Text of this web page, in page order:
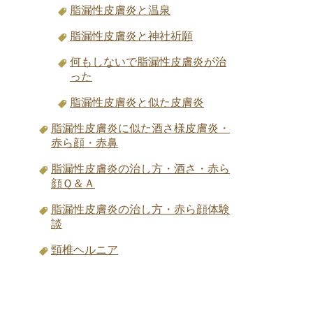
脂漏性皮膚炎と温泉
脂漏性皮膚炎と神社祈願
何もしないで脂漏性皮膚炎が治
った
脂漏性皮膚炎と似た皮膚炎
脂漏性皮膚炎に似た酒さ様皮膚炎・
赤ら顔・赤鼻
脂漏性皮膚炎の治し方・酒さ・赤ら
顔Ｑ＆Ａ
脂漏性皮膚炎の治し方・赤ら顔体験
談
頸椎ヘルニア